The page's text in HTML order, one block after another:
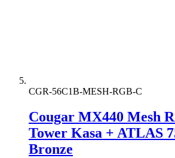
CGR-56C1B-MESH-RGB-C
Cougar MX440 Mesh
Tower Kasa + ATLAS
Bronze